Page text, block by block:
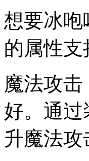
想要冰
的属性
魔法攻
好。通
升魔法攻